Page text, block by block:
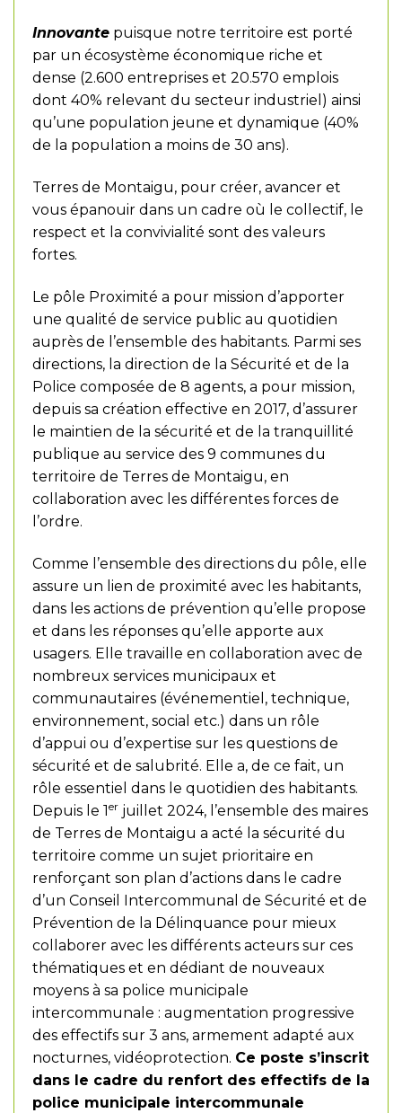
Innovante puisque notre territoire est porté
par un écosystème économique riche et
dense (2.600 entreprises et 20.570 emplois
dont 40% relevant du secteur industriel) ainsi
qu’une population jeune et dynamique (40%
de la population a moins de 30 ans).
Terres de Montaigu, pour créer, avancer et
vous épanouir dans un cadre où le collectif, le
respect et la convivialité sont des valeurs
fortes.
Le pôle Proximité a pour mission d’apporter
une qualité de service public au quotidien
auprès de l’ensemble des habitants. Parmi ses
directions, la direction de la Sécurité et de la
Police composée de 8 agents, a pour mission,
depuis sa création effective en 2017, d’assurer
le maintien de la sécurité et de la tranquillité
publique au service des 9 communes du
territoire de Terres de Montaigu, en
collaboration avec les différentes forces de
l’ordre.
Comme l’ensemble des directions du pôle, elle
assure un lien de proximité avec les habitants,
dans les actions de prévention qu’elle propose
et dans les réponses qu’elle apporte aux
usagers. Elle travaille en collaboration avec de
nombreux services municipaux et
communautaires (événementiel, technique,
environnement, social etc.) dans un rôle
d’appui ou d’expertise sur les questions de
sécurité et de salubrité. Elle a, de ce fait, un
rôle essentiel dans le quotidien des habitants.
Depuis le 1er juillet 2024, l’ensemble des maires
de Terres de Montaigu a acté la sécurité du
territoire comme un sujet prioritaire en
renforçant son plan d’actions dans le cadre
d’un Conseil Intercommunal de Sécurité et de
Prévention de la Délinquance pour mieux
collaborer avec les différents acteurs sur ces
thématiques et en dédiant de nouveaux
moyens à sa police municipale
intercommunale : augmentation progressive
des effectifs sur 3 ans, armement adapté aux
nocturnes, vidéoprotection. Ce poste s’inscrit
dans le cadre du renfort des effectifs de la
police municipale intercommunale